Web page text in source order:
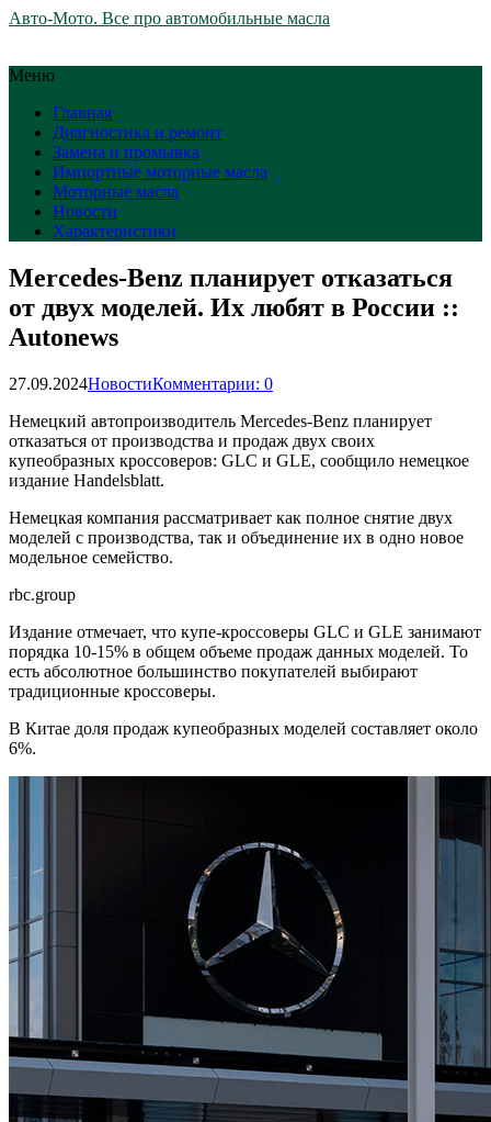
Авто-Мото. Все про автомобильные масла
Меню
Главная
Диагностика и ремонт
Замена и промывка
Импортные моторные масла
Моторные масла
Новости
Характеристики
Mercedes-Benz планирует отказаться
от двух моделей. Их любят в России ::
Autonews
27.09.2024НовостиКомментарии: 0
Немецкий автопроизводитель Mercedes-Benz планирует
отказаться от производства и продаж двух своих
купеобразных кроссоверов: GLC и GLE, сообщило немецкое
издание Handelsblatt.
Немецкая компания рассматривает как полное снятие двух
моделей с производства, так и объединение их в одно новое
модельное семейство.
rbc.group
Издание отмечает, что купе-кроссоверы GLC и GLE занимают
порядка 10-15% в общем объеме продаж данных моделей. То
есть абсолютное большинство покупателей выбирают
традиционные кроссоверы.
В Китае доля продаж купеобразных моделей составляет около
6%.